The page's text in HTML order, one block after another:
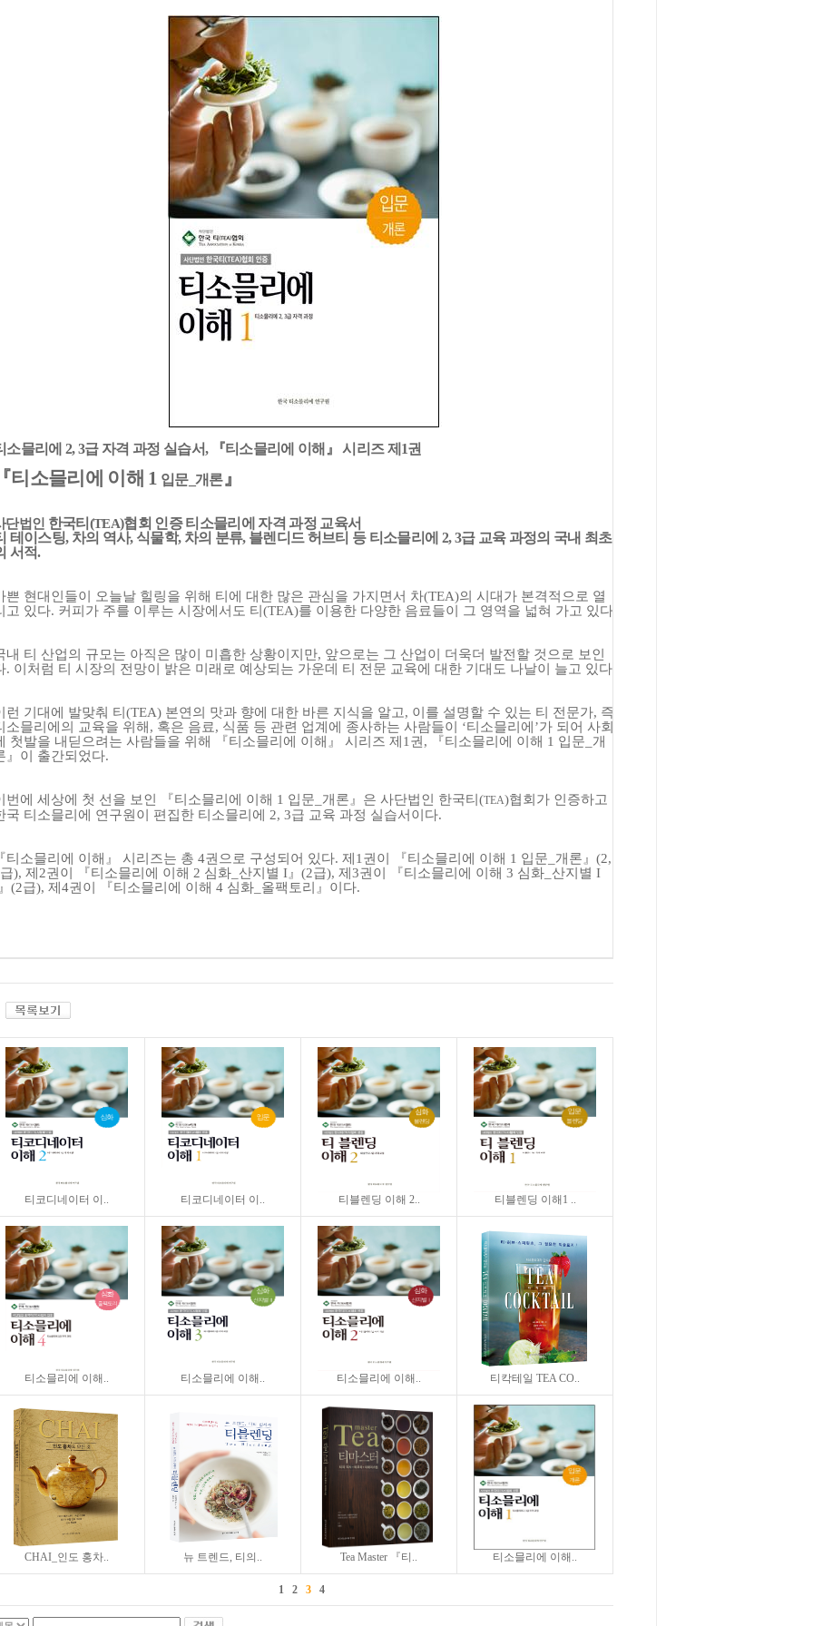
소믈리에 2, 3급 자격 과정 실습서, 『티소믈리에 이해 』시리즈 제 1권
티소믈리에 이해 1 입문_개론』
단법인 한국티 (TEA)협회 인증 티소믈리에 자격 과정 교육서
테이스팅, 차의 역사, 식물학, 차의 분류, 블렌디드 허브티 등 티소믈리에 2, 3급 교육 과정의 국내 최초
서적.
쁜 현대인들이 오늘날 힐링을 위해 티에 대한 많은 관심을 가지면서 차(TEA)의 시대가 본격적으로 열
고 있다. 커피가 주를 이루는 시장에서도 티 (TEA)를 이용한 다양한 음료들이 그 영역을 넓혀 가고 있다
내 티 산업의 규모는 아직은 많이 미흡한 상황이지만, 앞으로는 그 산업이 더욱더 발전할 것으로 보인
. 이처럼 티 시장의 전망이 밝은 미래로 예상되는 가운데 티 전문 교육에 대한 기대도 나날이 늘고 있다
런 기대에 발맞춰 티 (TEA) 본연의 맛과 향에 대한 바른 지식을 알고, 이를 설명할 수 있는 티 전문가, 즉
소믈리에의 교육을 위해 , 혹은 음료, 식품 등 관련 업계에 종사하는 사람들이 ‘티소믈리에 ’가 되어 사회
첫발을 내딛으려는 사람들을 위해
『티소믈리에 이해 』 시리즈 제 1 권 , 『티소믈리에 이해 1 입문
개
』 이 출간되었다.
번에 세상에 첫 선을 보인 『티소믈리에 이해 1 입문 개론 』 은 사단법인 한국티 (TEA)협회가 인증하고
국 티소믈리에 연구원이 편집한 티소믈리에 2, 3급 교육 과정 실습서이다.
티소믈리에 이해 』 시리즈는 총 4권으로 구성되어 있다. 제 1 권이 『티소믈리에 이해 1 입문 개론 』 (2,
급), 제 2권이 『티소믈리에 이해 2 심화 산지별 I 』 (2급), 제 3권이 『티소믈리에 이해 3 심화 산지별 I
(2급), 제 4권이 『티소믈리에 이해 4 심화 올팩토리 』 이다.
티코디네이터 이.. 티코디네이터 이.. 티블렌딩 이해 2.. 티블렌딩 이해1 ..
티소믈리에 이해.. 티소믈리에 이해.. 티소믈리에 이해.. 티칵테일 TEA CO..
CHAI_인도 홍차.. 뉴 트렌드, 티의.. Tea Master 『티.. 티소믈리에 이해..
1 2 3 4